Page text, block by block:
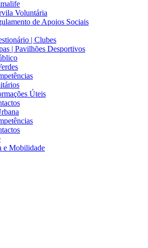
Voluntária
de Apoios Sociais
| Clubes
| Pavilhões Desportivos
Úteis
e Mobilidade